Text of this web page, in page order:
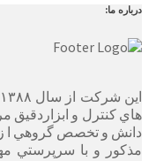
درباره ما:
هاي كنترل و ابزاردقيق
دانش و تخصص گروهي ا ز
مذكور و با سرپرستي